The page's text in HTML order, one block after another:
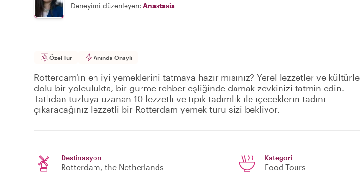
Deneyimi düzenleyen: Anastasia
Özel Tur Anında Onaylı
Rotterdam'ın en iyi yemeklerini tatmaya hazır mısınız? Yerel lezzetler ve kültürle
dolu bir yolculukta, bir gurme rehber eşliğinde damak zevkinizi tatmin edin.
Tatlıdan tuzluya uzanan 10 lezzetli ve tipik tadımlık ile içeceklerin tadını
çıkaracağınız lezzetli bir Rotterdam yemek turu sizi bekliyor.
Destinasyon
Rotterdam, the Netherlands
Kategori
Food Tours